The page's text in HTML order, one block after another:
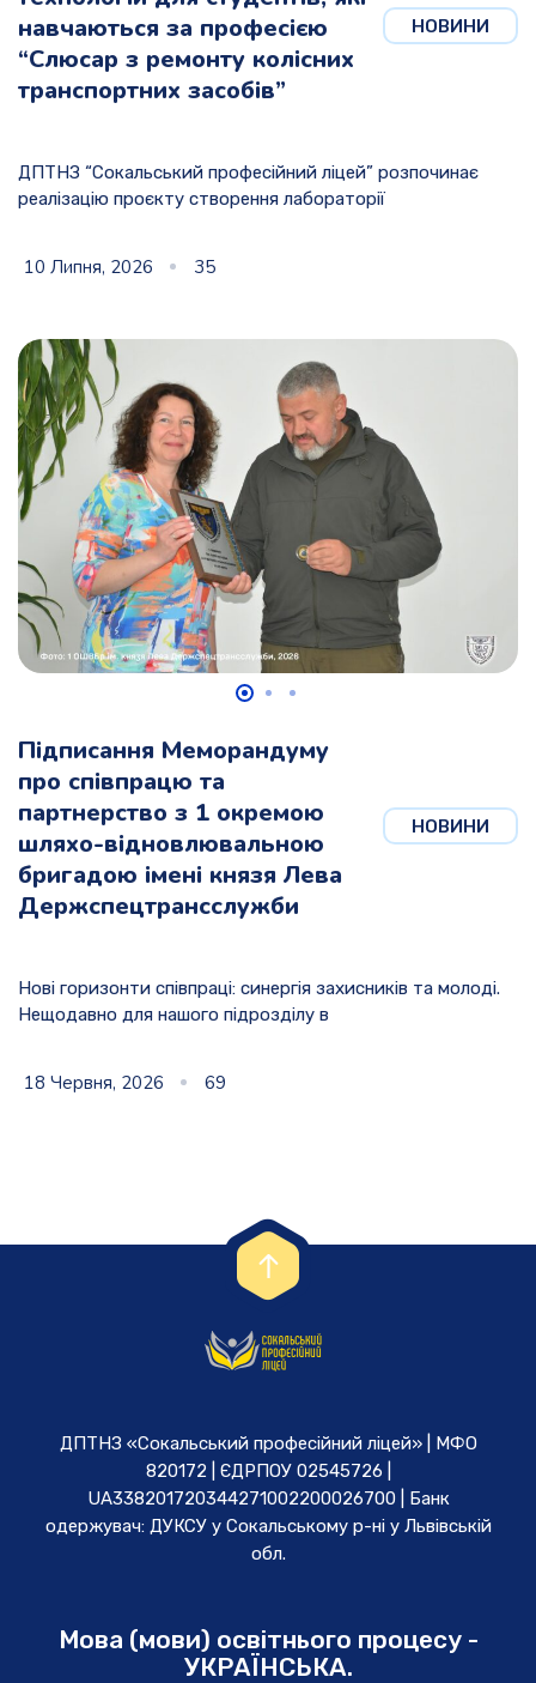
НОВИНИ
навчаються за професією
“Слюсар з ремонту колісних
транспортних засобів”
ДПТНЗ “Сокальський професійний ліцей” розпочинає
реалізацію проєкту створення лабораторії
10 Липня, 2026 35
НОВИНИ
Підписання Меморандуму
про співпрацю та
партнерство з 1 окремою
шляхо-відновлювальною
бригадою імені князя Лева
Держспецтрансслужби
Нові горизонти співпраці: синергія захисників та молоді.
Нещодавно для нашого підрозділу в
18 Червня, 2026 69
ДПТНЗ «Сокальський професійний ліцей» | МФО
820172 | ЄДРПОУ 02545726 |
UA338201720344271002200026700 | Банк
одержувач: ДУКСУ у Cокальському р-ні у Львівській
обл.
Мова (мови) освітнього процесу -
УКРАЇНСЬКА.